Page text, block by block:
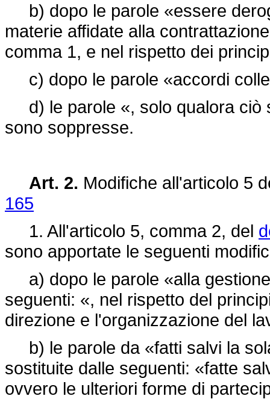
b) dopo le parole «essere
materie affidate alla
comma 1, e nel rispetto dei
c) dopo le parole «accordi
d) le parole «, solo qualora ciò
sono soppresse.
Art. 2. Modifiche all'articolo 5
165
1. All'articolo 5, comma 2, del
sono apportate le seguenti
a) dopo le parole «alla
seguenti: «, nel rispetto del
direzione e l'organizzazione del
b) le parole da «fatti salvi la
sostituite dalle seguenti: «fatte
ovvero le ulteriori forme di